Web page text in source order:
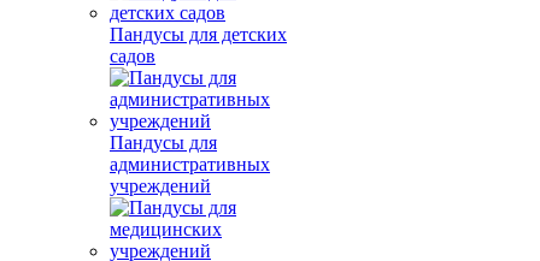
Пандусы для детских
садов
Пандусы для
административных
учреждений